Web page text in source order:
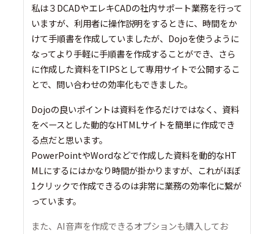
私は３DCADやエレキCADの社内サポート業務を行って
いますが、利用者に操作説明をするときに、時間をか
けて手順書を作成していましたが、Dojoを使うように
なってより手軽に手順書を作成することができ、さら
に作成した資料をTIPSとして専用サイトで公開するこ
とで、問い合わせの効率化もできました。
Dojoの良いポイントは資料を作るだけではなく、資料
をベースとした動的なHTMLサイトを簡単に作成でき
る点だと思います。
PowerPointやWordなどで作成した資料を動的なHT
MLにするにはかなり時間が掛かりますが、これがほぼ
1クリックで作成できるのは非常に業務の効率化に繋が
っています。
また、AI音声を作成できるオプションも購入してお